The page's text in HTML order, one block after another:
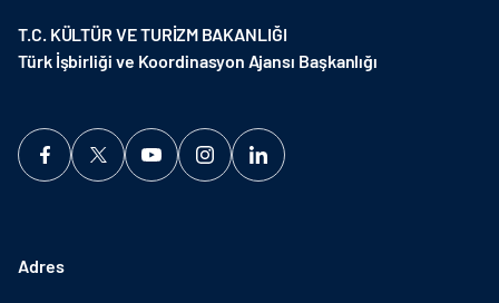
T.C. KÜLTÜR VE TURİZM BAKANLIĞI
Türk İşbirliği ve Koordinasyon Ajansı Başkanlığı
Adres